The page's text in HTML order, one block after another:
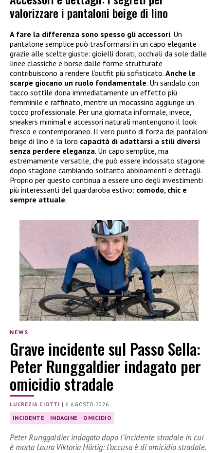
valorizzare i pantaloni beige di lino
A fare la differenza sono spesso gli accessori. Un
pantalone semplice può trasformarsi in un capo elegante
grazie alle scelte giuste: gioielli dorati, occhiali da sole dalle
linee classiche e borse dalle forme strutturate
contribuiscono a rendere l’outfit più sofisticato. Anche le
scarpe giocano un ruolo fondamentale. Un sandalo con
tacco sottile dona immediatamente un effetto più
femminile e raffinato, mentre un mocassino aggiunge un
tocco professionale. Per una giornata informale, invece,
sneakers minimal e accessori naturali mantengono il look
fresco e contemporaneo. Il vero punto di forza dei pantaloni
beige di lino è la loro capacità di adattarsi a stili diversi
senza perdere eleganza. Un capo semplice, ma
estremamente versatile, che può essere indossato stagione
dopo stagione cambiando soltanto abbinamenti e dettagli.
Proprio per questo continua a essere uno degli investimenti
più interessanti del guardaroba estivo: comodo, chic e
sempre attuale.
NEWS
Grave incidente sul Passo Sella:
Peter Runggaldier indagato per
omicidio stradale
LUCREZIA CIOTTI | 6 AGOSTO 2026
INCIDENTE INDAGINE OMICIDIO
Peter Runggaldier indagato dopo l’incidente stradale in cui
è morta Laura Viktoria Härtig: l’accusa è di omicidio stradale.